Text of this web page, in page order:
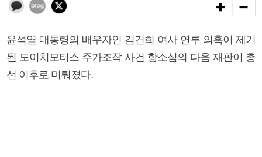
윤석열 대통령의 배우자인 김건희 여사 연루 의혹이 제기
된 도이치모터스 주가조작 사건 항소심의 다음 재판이 총
선 이후로 미뤄졌다.